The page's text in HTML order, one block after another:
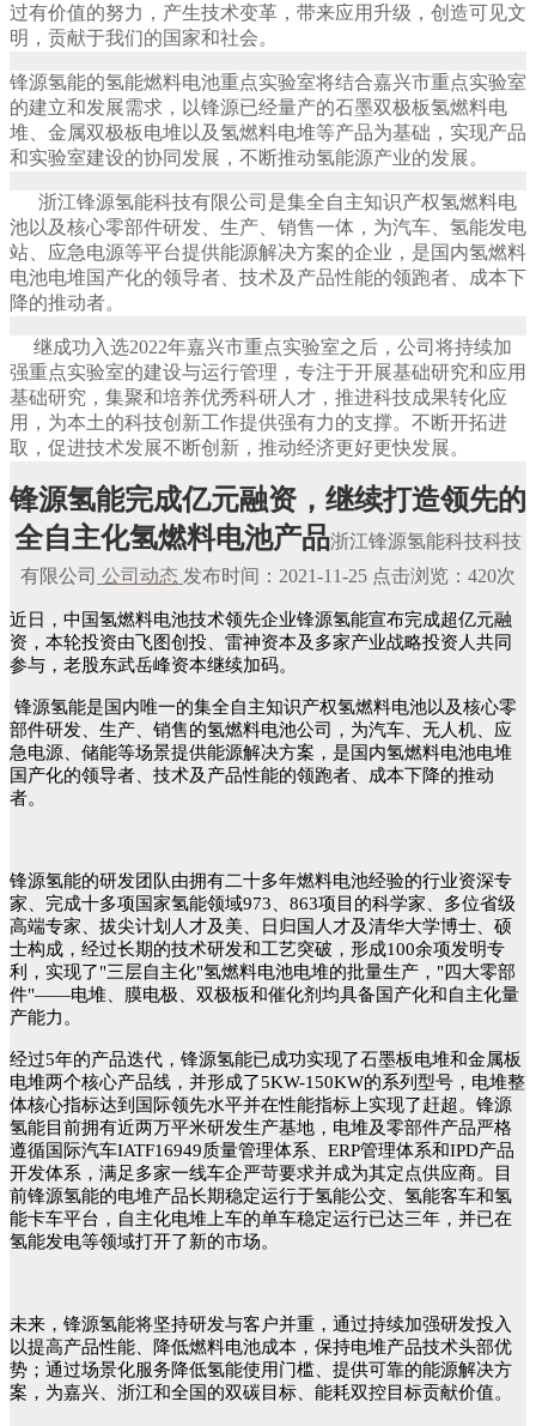
过有价值的努力，产生技术变革，带来应用升级，创造可见文
明，贡献于我们的国家和社会。
锋源氢能的氢能燃料电池重点实验室将结合嘉兴市重点实验室
的建立和发展需求，以锋源已经量产的石墨双极板氢燃料电
堆、金属双极板电堆以及氢燃料电堆等产品为基础，实现产品
和实验室建设的协同发展，不断推动氢能源产业的发展。
浙江锋源氢能科技有限公司是集全自主知识产权氢燃料电
池以及核心零部件研发、生产、销售一体，为汽车、氢能发电
站、应急电源等平台提供能源解决方案的企业，是国内氢燃料
电池电堆国产化的领导者、技术及产品性能的领跑者、成本下
降的推动者。
继成功入选2022年嘉兴市重点实验室之后，公司将持续加
强重点实验室的建设与运行管理，专注于开展基础研究和应用
基础研究，集聚和培养优秀科研人才，推进科技成果转化应
用，为本土的科技创新工作提供强有力的支撑。不断开拓进
取，促进技术发展不断创新，推动经济更好更快发展。
锋源氢能完成亿元融资，继续打造领先的
全自主化氢燃料电池产品浙江锋源氢能科技科技
有限公司 公司动态 发布时间：2021-11-25 点击浏览：420次
近日，中国氢燃料电池技术领先企业锋源氢能宣布完成超亿元融
资，本轮投资由飞图创投、雷神资本及多家产业战略投资人共同
参与，老股东武岳峰资本继续加码。
锋源氢能是国内唯一的集全自主知识产权氢燃料电池以及核心零
部件研发、生产、销售的氢燃料电池公司，为汽车、无人机、应
急电源、储能等场景提供能源解决方案，是国内氢燃料电池电堆
国产化的领导者、技术及产品性能的领跑者、成本下降的推动
者。
锋源氢能的研发团队由拥有二十多年燃料电池经验的行业资深专
家、完成十多项国家氢能领域973、863项目的科学家、多位省级
高端专家、拔尖计划人才及美、日归国人才及清华大学博士、硕
士构成，经过长期的技术研发和工艺突破，形成100余项发明专
利，实现了"三层自主化"氢燃料电池电堆的批量生产，"四大零部
件"——电堆、膜电极、双极板和催化剂均具备国产化和自主化量
产能力。
经过5年的产品迭代，锋源氢能已成功实现了石墨板电堆和金属板
电堆两个核心产品线，并形成了5KW-150KW的系列型号，电堆整
体核心指标达到国际领先水平并在性能指标上实现了赶超。锋源
氢能目前拥有近两万平米研发生产基地，电堆及零部件产品严格
遵循国际汽车IATF16949质量管理体系、ERP管理体系和IPD产品
开发体系，满足多家一线车企严苛要求并成为其定点供应商。目
前锋源氢能的电堆产品长期稳定运行于氢能公交、氢能客车和氢
能卡车平台，自主化电堆上车的单车稳定运行已达三年，并已在
氢能发电等领域打开了新的市场。
未来，锋源氢能将坚持研发与客户并重，通过持续加强研发投入
以提高产品性能、降低燃料电池成本，保持电堆产品技术头部优
势；通过场景化服务降低氢能使用门槛、提供可靠的能源解决方
案，为嘉兴、浙江和全国的双碳目标、能耗双控目标贡献价值。